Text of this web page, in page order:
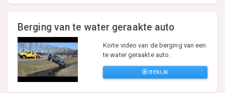
Berging van te water geraakte auto
Korte video van de berging van een
te water geraakte auto.
BEKIJK